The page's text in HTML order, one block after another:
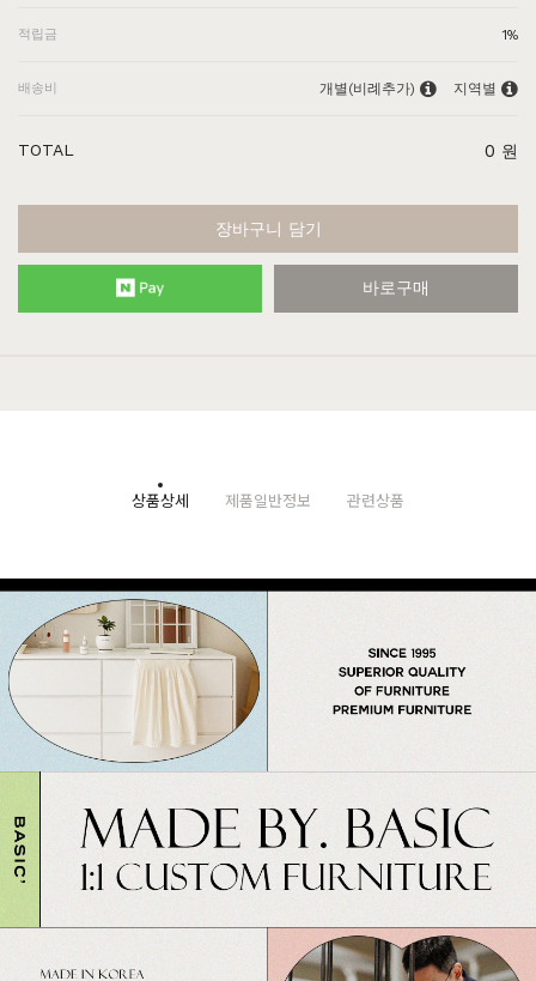
적립금 1%
배송비 개별(비례추가) 지역별
TOTAL 0 원
장바구니 담기
바로구매
상품상세 제품일반정보 관련상품